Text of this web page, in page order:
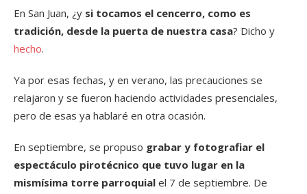
En San Juan, ¿y si tocamos el cencerro, como es
tradición, desde la puerta de nuestra casa? Dicho y
hecho.
Ya por esas fechas, y en verano, las precauciones se
relajaron y se fueron haciendo actividades presenciales,
pero de esas ya hablaré en otra ocasión.
En septiembre, se propuso grabar y fotografiar el
espectáculo pirotécnico que tuvo lugar en la
mismísima torre parroquial el 7 de septiembre. De